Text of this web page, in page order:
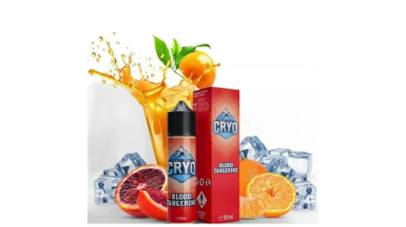
hvězdiček.